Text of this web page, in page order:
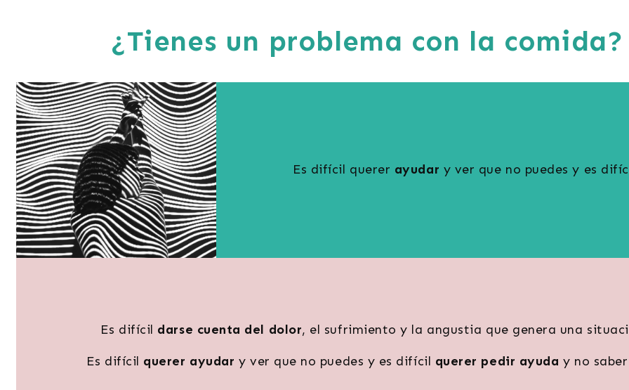
¿Tienes un problema con la comida?
Es difícil querer ayudar y ver que no puedes y es
Es difícil darse cuenta del dolor, el sufrimiento y la angustia que genera una
Es difícil querer ayudar y ver que no puedes y es difícil querer pedir ayuda y no